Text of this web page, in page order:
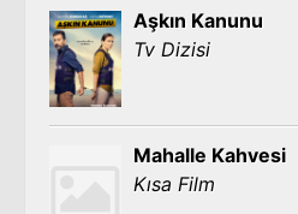
Aşkın Kanunu
Tv Dizisi
Mahalle Kahvesi
Kısa Film